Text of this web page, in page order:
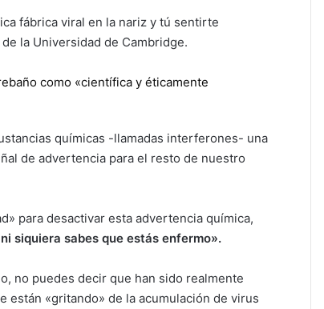
fábrica viral en la nariz y tú sentirte
la Universidad de Cambridge.
como «científica y éticamente
químicas -llamadas interferones- una
de advertencia para el resto de nuestro
para desactivar esta advertencia química,
siquiera sabes que estás enfermo».
no puedes decir que han sido realmente
están «gritando» de la acumulación de virus